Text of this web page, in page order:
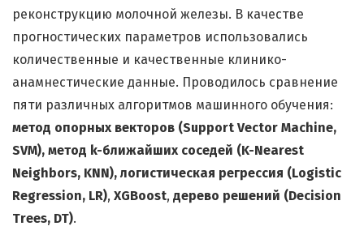
реконструкцию молочной железы. В качестве
прогностических параметров использовались
количественные и качественные клинико-
анамнестические данные. Проводилось сравнение
пяти различных алгоритмов машинного обучения:
метод опорных векторов (Support Vector Machine,
SVM), метод k-ближайших соседей (K-Nearest
Neighbors, KNN), логистическая регрессия (Logistic
Regression, LR), XGBoost, дерево решений (Decision
Trees, DT).